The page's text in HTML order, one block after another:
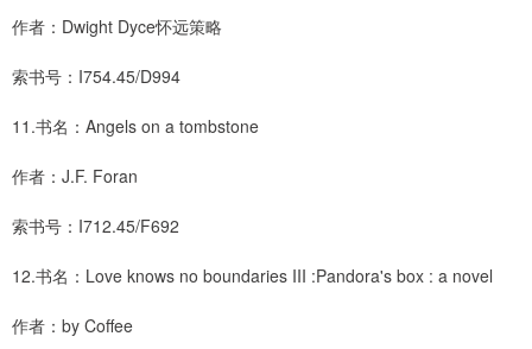
作者：Dwight Dyce怀远策略
索书号：I754.45/D994
11.书名：Angels on a tombstone
作者：J.F. Foran
索书号：I712.45/F692
12.书名：Love knows no boundaries III :Pandora's box : a novel
作者：by Coffee